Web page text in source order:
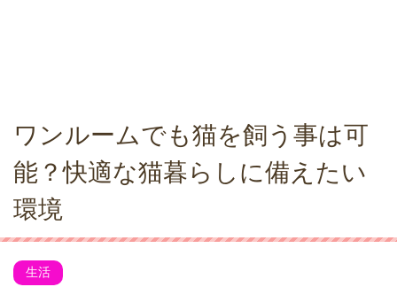
ワンルームでも猫を飼う事は可
能？快適な猫暮らしに備えたい
環境
生活